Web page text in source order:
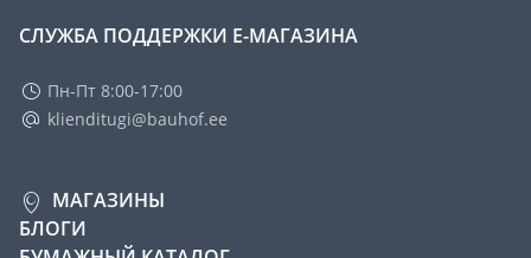
СЛУЖБА ПОДДЕРЖКИ Е-МАГАЗИНА
Пн-Пт 8:00-17:00
klienditugi@bauhof.ee
МАГАЗИНЫ
БЛОГИ